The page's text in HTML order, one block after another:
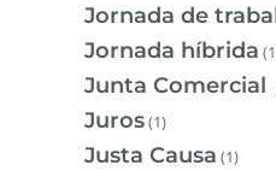
Jornada de
Jornada híbrida
Junta Comercial
Juros(1)
Justa Causa (1)